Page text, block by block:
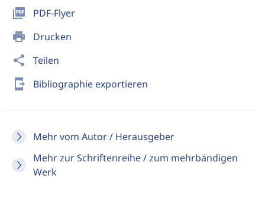
picture_as_pdf PDF-Flyer
print Drucken
share Teilen
send_to_mobile Bibliographie exportieren
Mehr vom Autor / Herausgeber
Mehr zur Schriftenreihe / zum mehrbändigen
Werk